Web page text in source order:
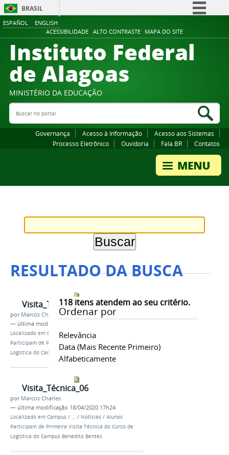
ESPAÑOL ENGLISH
ACESSIBILIDADE ALTO CONTRASTE MAPA DO SITE
BRASIL
Comunica BR
Participe
Canais
Instituto Federal
de Alagoas
MINISTÉRIO DA EDUCAÇÃO
Buscar no portal
Governança Acesso à Informação
Acesso aos Sistemas
Processo Eletrônico
Ouvidoria Fala.BR Contatos
RESULTADO DA BUSCA
118itens atendem ao seu critério.
Ordenar por
Relevância
Data (mais Recente Primeiro)
Alfabeticamente
Visita_Técnica_05
por Marcos Charles
— última modificação
Localizado em Campus /…/Notícias
Participam de Primeira Visita Técnica do Curso de
Logística do Campus Benedito Bentes
Visita_Técnica_06
por Marcos Charles
— última modificação 18/04/2020 17h24
Localizado em Campus / … / Notícias / Alunos
Participam de Primeira Visita Técnica do Curso de
Logística do Campus Benedito Bentes